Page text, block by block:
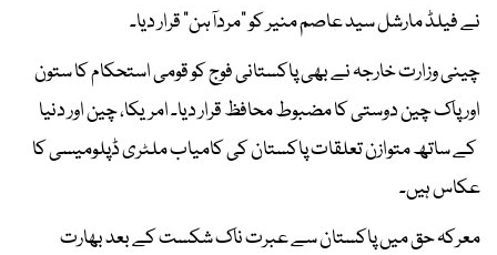
نے فیلڈ مارشل سید عاصم منیر کو "مردآہن" قرار دیا۔
چینی وزارت خارجہ نے بھی پاکستانی فوج کو قومی استحکام کا ستون
اور پاک چین دوستی کا مضبوط محافظ قرار دیا۔ امریکا، چین اور دنیا
کے ساتھ متوازن تعلقات پاکستان کی کامیاب ملٹری ڈپلومیسی کا
عکاس ہیں۔
معرکہ حق میں پاکستان سے عبرت ناک شکست کے بعد بھارت